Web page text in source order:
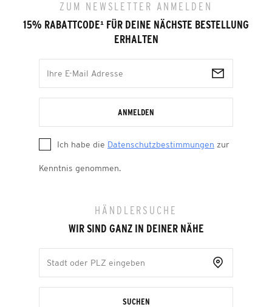
ZUM NEWSLETTER ANMELDEN
15% RABATTCODE¹ FÜR DEINE NÄCHSTE BESTELLUNG
ERHALTEN
ANMELDEN
Ich habe die Datenschutzbestimmungen zur
Kenntnis genommen.
HÄNDLERSUCHE
WIR SIND GANZ IN DEINER NÄHE
SUCHEN